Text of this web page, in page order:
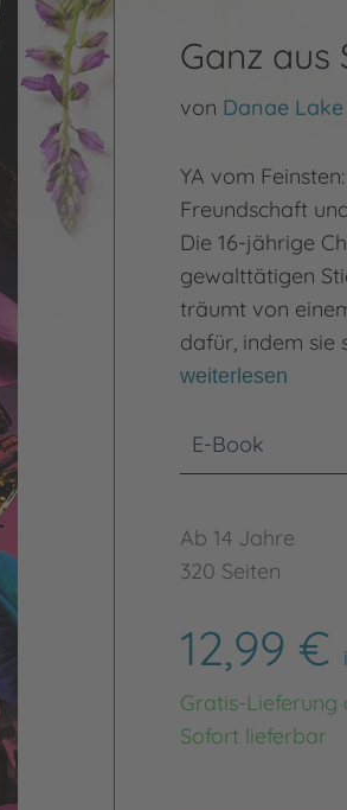
Ganz aus
von Danae Lake
YA vom
Freundschaft
Die 16-jährige
gewalttätigen
träumt von
dafür, indem sie
weiterlesen
E-Book
Ab 14 Jahre
320 Seiten
12,99 €
Gratis-Lieferung
Sofort lieferbar